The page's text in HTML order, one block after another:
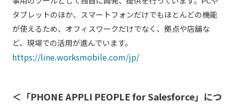
タブレットのほか、スマートフォンだけでもほとんどの機能
が使えるため、オフィスワークだけでなく、拠点や店舗な
ど、現場での活用が進んでいます。
https://line.worksmobile.com/jp/
＜「PHONE APPLI PEOPLE for Salesforce」につ